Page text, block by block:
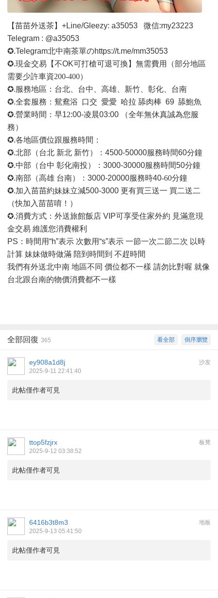
【苗苗外送茶】 +Line/Gleezy: a35053 微信:my23223
Telegram : @a35053
✪.Telegram北中南茶單のhttps://t.me/mm35053
✪.現金交易【不OK可打槍可退可換】無需費用
（部分地區
需要少許車資200-400）
✪.服務地區：台北、台中、高雄、新竹、彰化、台南
✪.全套服務：鴛鴦浴 口交 愛愛 哈拉 舔肉棒 69 舔鮑魚
✪.營業時間：早12:00-凌晨03:00 （全年無休真誠為您服
務）
✪.各地區價位跟服務時間：
✪.北部（台北 新北 新竹）：4500-50000服務時間60分鐘
✪.中部（台中 彰化南投）：3000-30000服務時間50分鐘
✪.南部（高雄 台南）：3000-20000服務時40-60分鐘
✪.加入苗苗約妹妹立減500-3000 更有買三送一 買二送二
（快加入苗苗唷！）
✪.消費方式：外送旅館飯店 VIP可享受住家外約 見滿意現
金交易 維護您消費權利
PS：時間用“h”表示 次數用“s”表示 一節一次二節二次 以時
計算 妹妹做時做滿 陪到時間到 不趕時間
我們有外送北中南 地區不同 價位都不一樣 請勿比對喔 就像
台北跟台南的物價消費都不一樣
倒序瀏覽
看全部
全部回復 365
沙发
ey908a1d8j
2025-9-11 22:41:40
此帖僅作者可見
板凳
ttop5fzjrx
2025-9-12 03:38:52
此帖僅作者可見
地板
6416b3t8m3
2025-9-13 05:41:50
此帖僅作者可見